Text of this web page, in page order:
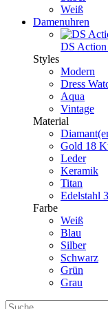
Weiß
Damenuhren
DS
Styles
Modern
Dress
Aqua
Vintage
Material
Gold 18
Leder
Keramik
Titan
Edelstahl
Farbe
Weiß
Blau
Silber
Schwarz
Grün
Grau